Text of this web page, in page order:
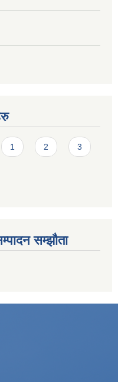
1 2
3
सम्झौता